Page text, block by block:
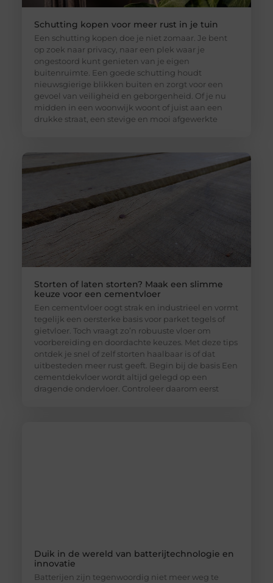
Schutting kopen voor meer rust in je tuin
Een schutting kopen doe je niet zomaar. Je bent
op zoek naar privacy, naar een plek waar je
ongestoord kunt genieten van je eigen
buitenruimte. Een goede schutting houdt
nieuwsgierige blikken buiten en zorgt voor een
gevoel van veiligheid en geborgenheid. Of je nu
midden in een woonwijk woont of juist aan een
drukke straat, een stevige en mooi afgewerkte
Storten of laten storten? Maak een slimme
keuze voor een cementvloer
Een cementvloer oogt strak en industrieel en vormt
tegelijk een oersterke basis voor parket tegels of
gietvloer. Toch vraagt zo’n robuuste vloer om
voorbereiding en doordachte keuzes. Met deze tips
ontdek je snel of zelf storten haalbaar is of dat
uitbesteden meer rust geeft. Begin bij de basis Een
cementdekvloer wordt altijd gelegd op een
dragende ondervloer. Controleer daarom eerst
Duik in de wereld van batterijtechnologie en
innovatie
Batterijen zijn tegenwoordig niet meer weg te